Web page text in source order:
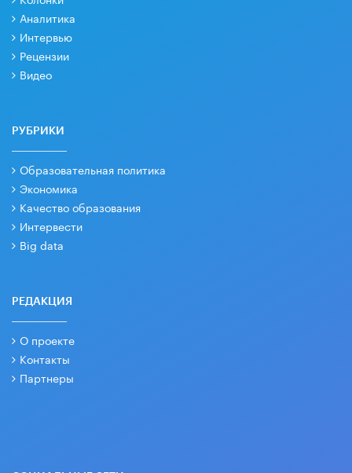
Аналитика
Интервью
Рецензии
Видео
РУБРИКИ
Образовательная политика
Экономика
Качество образования
Интервести
Big data
РЕДАКЦИЯ
О проекте
Контакты
Партнеры